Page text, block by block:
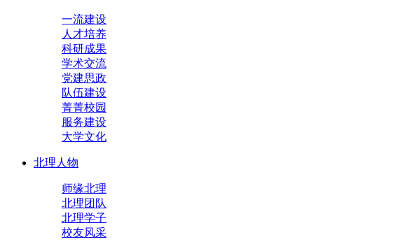
一流建设
人才培养
科研成果
学术交流
党建思政
队伍建设
菁菁校园
服务建设
大学文化
北理人物
师缘北理
北理团队
北理学子
校友风采